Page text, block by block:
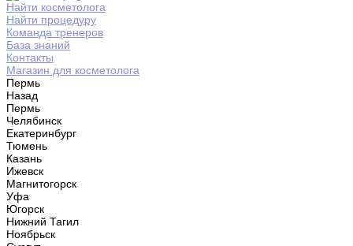
Найти косметолога
Найти процедуру
Команда тренеров
База знаний
Контакты
Магазин для косметолога
Пермь
Назад
Пермь
Челябинск
Екатеринбург
Тюмень
Казань
Ижевск
Магнитогорск
Уфа
Югорск
Нижний Тагил
Ноябрьск